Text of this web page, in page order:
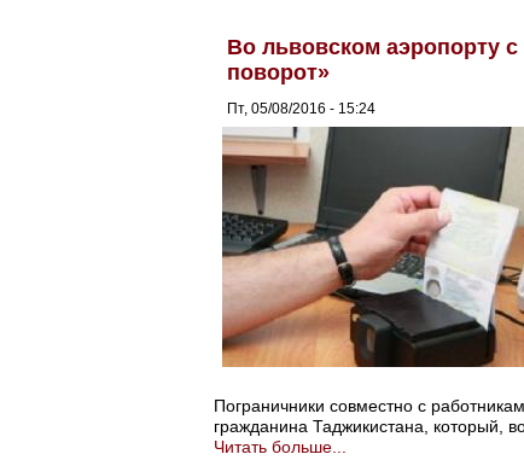
Во львовском аэропорту
поворот»
Пт, 05/08/2016 - 15:24
Пограничники совместно с
гражданина Таджикистана, который,
Читать больше...